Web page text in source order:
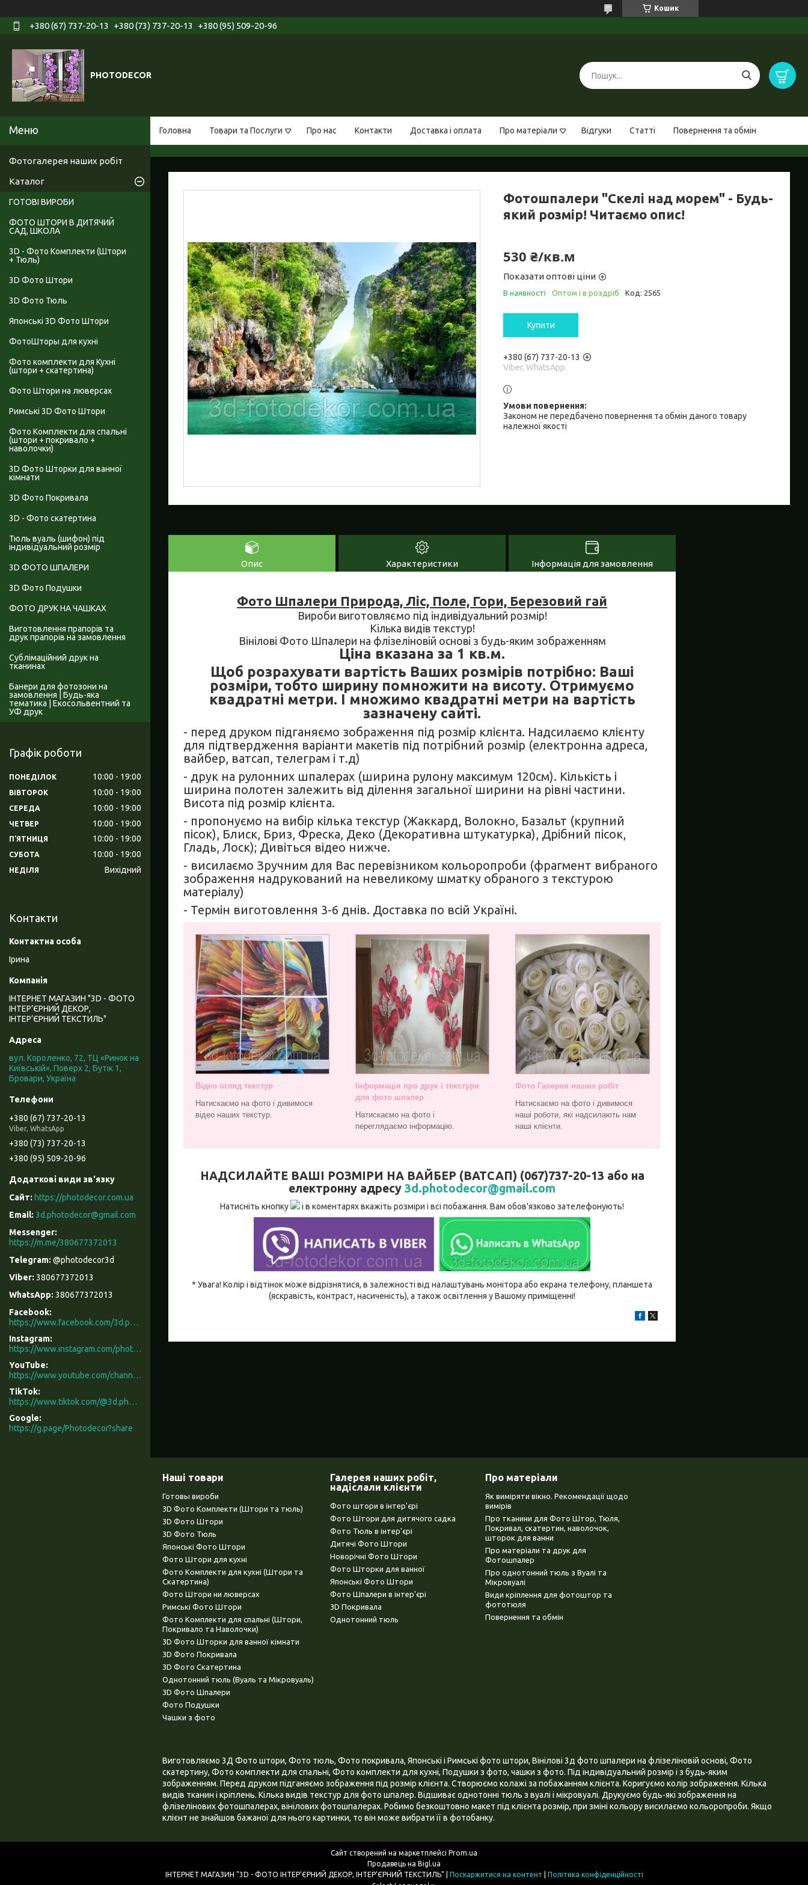
Кошик
+380 (67) 737-20-13 +380 (73) 737-20-13 +380 (95) 509-20-96
PHOTODECOR
Головна Товари та Послуги Про нас Контакти Доставка і оплата Про матеріали Відгуки Статті Повернення та обмін
Фотошпалери "Скелі над морем" - Будь-
який розмір! Читаємо опис!
530 ₴/кв.м
Показати оптові ціни
В наявності Оптом і в роздріб Код: 2565
Купити
+380 (67) 737-20-13
Viber, WhatsApp
Законом не передбачено повернення та обмін даного товару
належної якості
Опис Характеристики Інформація для замовлення
Фото Шпалери Природа, Ліс, Поле, Гори, Березовий гай
Вироби виготовляємо під індивідуальний розмір!
Кілька видів текстур!
Вінілові Фото Шпалери на флізеліновій основі з будь-яким зображенням
Ціна вказана за 1 кв.м.
Щоб розрахувати вартість Ваших розмірів потрібно: Ваші
розміри, тобто ширину помножити на висоту. Отримуємо
квадратні метри. І множимо квадратні метри на вартість
зазначену сайті.
- перед друком підганяємо зображення під розмір клієнта. Надсилаємо клієнту
для підтвердження варіанти макетів під потрібний розмір (електронна адреса,
вайбер, ватсап, телеграм і т.д)
- друк на рулонних шпалерах (ширина рулону максимум 120см). Кількість і
ширина полотен залежить від ділення загальної ширини на рівні частини.
Висота під розмір клієнта.
- пропонуємо на вибір кілька текстур (Жаккард, Волокно, Базальт (крупний
пісок), Блиск, Бриз, Фреска, Деко (Декоративна штукатурка), Дрібний пісок,
Гладь, Лоск); Дивіться відео нижче.
- висилаємо Зручним для Вас перевізником кольоропроби (фрагмент вибраного
зображення надрукований на невеликому шматку обраного з текстурою
матеріалу)
- Термін виготовлення 3-6 днів. Доставка по всій Україні.
Відео огляд текстур
Натискаємо на фото і дивимося
відео наших текстур.
Інформація про друк і текстури
для фото шпалер
Натискаємо на фото і
переглядаємо інформацію.
Фото Галерея наших робіт
Натискаємо на фото і дивимося
наші роботи, які надсилають нам
наші клієнти.
НАДСИЛАЙТЕ ВАШІ РОЗМІРИ НА ВАЙБЕР (ВАТСАП) (067)737-20-13 або на
електронну адресу 3d.photodecor@gmail.com
Натисніть кнопку і в коментарях вкажіть розміри і всі побажання. Вам обов'язково зателефонують!
* Увага! Колір і відтінок може відрізнятися, в залежності від налаштувань монітора або екрана телефону, планшета
(яскравість, контраст, насиченість), а також освітлення у Вашому приміщенні!
Фотогалерея наших робіт
Каталог
ГОТОВІ ВИРОБИ
ФОТО ШТОРИ В ДИТЯЧИЙ
САД, ШКОЛА
3D - Фото Комплекти (Штори
+ Тюль)
3D Фото Штори
3D Фото Тюль
Японські 3D Фото Штори
ФотоШторы для кухні
Фото комплекти для Кухні
(штори + скатертина)
Фото Штори на люверсах
Римські 3D Фото Штори
Фото Комплекти для спальні
(штори + покривало +
наволочки)
3D Фото Шторки для ванної
кімнати
3D Фото Покривала
3D - Фото скатертина
Тюль вуаль (шифон) під
індивідуальний розмір
3D ФОТО ШПАЛЕРИ
3D Фото Подушки
ФОТО ДРУК НА ЧАШКАХ
Виготовлення прапорів та
друк прапорів на замовлення
Сублімаційний друк на
тканинах
Банери для фотозони на
замовлення | Будь-яка
тематика | Екосольвентний та
УФ друк
Графік роботи
ПОНЕДІЛОК 10:00 19:00
ВІВТОРОК 10:00 19:00
СЕРЕДА 10:00 19:00
ЧЕТВЕР 10:00 19:00
ПʼЯТНИЦЯ 10:00 19:00
СУБОТА 10:00 19:00
НЕДІЛЯ Вихідний
Контакти
Ірина
ІНТЕРНЕТ МАГАЗИН "3D - ФОТО
ІНТЕР’ЄРНИЙ ДЕКОР,
ІНТЕР’ЄРНИЙ ТЕКСТИЛЬ"
вул. Короленко, 72, ТЦ «Ринок на
Київській», Поверх 2, Бутік 1,
Бровари, Україна
+380 (67) 737-20-13
Viber, WhatsApp
+380 (73) 737-20-13
+380 (95) 509-20-96
https://photodecor.com.ua
3d.photodecor@gmail.com
https://m.me/380677372013
@photodecor3d
380677372013
380677372013
Facebook
https://www.facebook.com/3d.photodecor/
Instagram
https://www.instagram.com/photodecor.com.ua/
YouTube
https://www.youtube.com/channel/UCXCUerfqRY1Pw7-IptdbqyA/videos
TikTok
https://www.tiktok.com/@3d.photodecor?is_from_webapp=1&sender_device=pc
Google
https://g.page/Photodecor?share
Наші товари
Готовы вироби
3D Фото Комплекти (Штори та тюль)
3D Фото Штори
3D Фото Тюль
Японські Фото Штори
Фото Штори для кухні
Фото Комплекти для кухні (Штори та
Скатертина)
Фото Штори ни люверсах
Римські Фото Штори
Фото Комплекти для спальні (Штори,
Покривало та Наволочки)
3D Фото Шторки для ванної кімнати
3D Фото Покривала
3D Фото Скатертина
Однотонний тюль (Вуаль та Мікровуаль)
3D Фото Шпалери
Фото Подушки
Чашки з фото
Галерея наших робіт,
надіслали клієнти
Фото штори в інтер'єрі
Фото Штори для дитячого садка
Фото Тюль в інтер'єрі
Дитячі Фото Штори
Новорічні Фото Штори
Фото Шторки для ванної
Японські Фото Штори
Фото Шпалери в інтер'єрі
3D Покривала
Однотонний тюль
Про матеріали
Як виміряти вікно. Рекомендації щодо
вимірів
Про тканини для Фото Штор, Тюля,
Покривал, скатертин, наволочок,
шторок для ванни
Про матеріали та друк для
Фотошпалер
Про однотонний тюль з Вуалі та
Мікровуалі
Види кріплення для фотоштор та
фототюля
Повернення та обмін
Виготовляємо 3Д Фото штори, Фото тюль, Фото покривала, Японські і Римські фото штори, Вінілові 3д фото шпалери на флізеліновій основі, Фото
скатертину, Фото комплекти для спальні, Фото комплекти для кухні, Подушки з фото, чашки з фото. Під індивідуальний розмір і з будь-яким
зображенням. Перед друком підганяємо зображення під розмір клієнта. Створюємо колажі за побажанням клієнта. Коригуємо колір зображення. Кілька
видів тканин і кріплень. Кілька видів текстур для фото шпалер. Відшиває однотонні тюль з вуалі і мікровуалі. Друкуємо будь-які зображення на
флізелінових фотошпалерах, вінілових фотошпалерах. Робимо безкоштовно макет під клієнта розмір, при зміні кольору висилаємо кольоропроби. Якщо
клієнт не знайшов бажаної для нього картинки, то він може вибрати її в фотобанку.
Сайт створений на маркетплейсі Prom.ua
Продавець на Bigl.ua
Поскаржитися на контент
Політика конфіденційності